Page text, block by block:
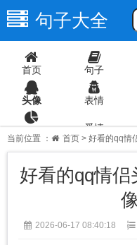
句子大全
首页 句子
头像 表情
爱情
当前位置 ： 首页 > 好看的qq情
好看的qq情
2026-06-17 08:40:18